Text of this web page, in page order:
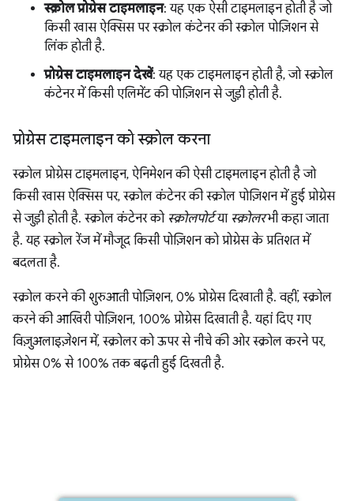
स्क्रोल प्रोग्रेस टाइमलाइन: यह एक ऐसी टाइमलाइन होती है जो
किसी खास ऐक्सिस पर स्क्रोल कंटेनर की स्क्रोल पोज़िशन से
लिंक होती है.
प्रोग्रेस टाइमलाइन देखें: यह एक टाइमलाइन होती है, जो स्क्रोल
कंटेनर में किसी एलिमेंट की पोज़िशन से जुड़ी होती है.
प्रोग्रेस टाइमलाइन को स्क्रोल करना
स्क्रोल प्रोग्रेस टाइमलाइन, ऐनिमेशन की ऐसी टाइमलाइन होती है जो
किसी खास ऐक्सिस पर, स्क्रोल कंटेनर की स्क्रोल पोज़िशन में हुई प्रोग्रेस
से जुड़ी होती है. स्क्रोल कंटेनर को स्क्रोलपोर्टया स्क्रोलरभी कहा जाता
है. यह स्क्रोल रेंज में मौजूद किसी पोज़िशन को प्रोग्रेस के प्रतिशत में
बदलता है.
स्क्रोल करने की शुरुआती पोज़िशन, 0% प्रोग्रेस दिखाती है. वहीं, स्क्रोल
करने की आखिरी पोज़िशन, 100% प्रोग्रेस दिखाती है. यहां दिए गए
विज़ुअलाइज़ेशन में, स्क्रोलर को ऊपर से नीचे की ओर स्क्रोल करने पर,
प्रोग्रेस 0% से 100% तक बढ़ती हुई दिखती है.